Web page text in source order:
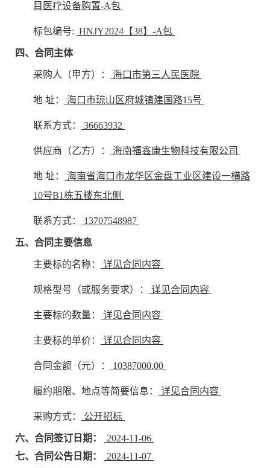
目医疗设备购置-A包
标包编号: HNJY2024【38】-A包
四、合同主体
采购人（甲方）： 海口市第三人民医院
地 址： 海口市琼山区府城镇建国路15号
联系方式： 36663932
供应商（乙方）： 海南福鑫康生物科技有限公司
地 址：
海南省海口市龙华区金盘工业区建设一横路
10号B1栋五楼东北侧
联系方式： 13707548987
五、合同主要信息
主要标的名称： 详见合同内容
规格型号（或服务要求）： 详见合同内容
主要标的数量： 详见合同内容
主要标的单价： 详见合同内容
合同金额（元）： 10387000.00
履约期限、地点等简要信息： 详见合同内容
采购方式： 公开招标
六、合同签订日期：
2024-11-06
七、合同公告日期：
2024-11-07